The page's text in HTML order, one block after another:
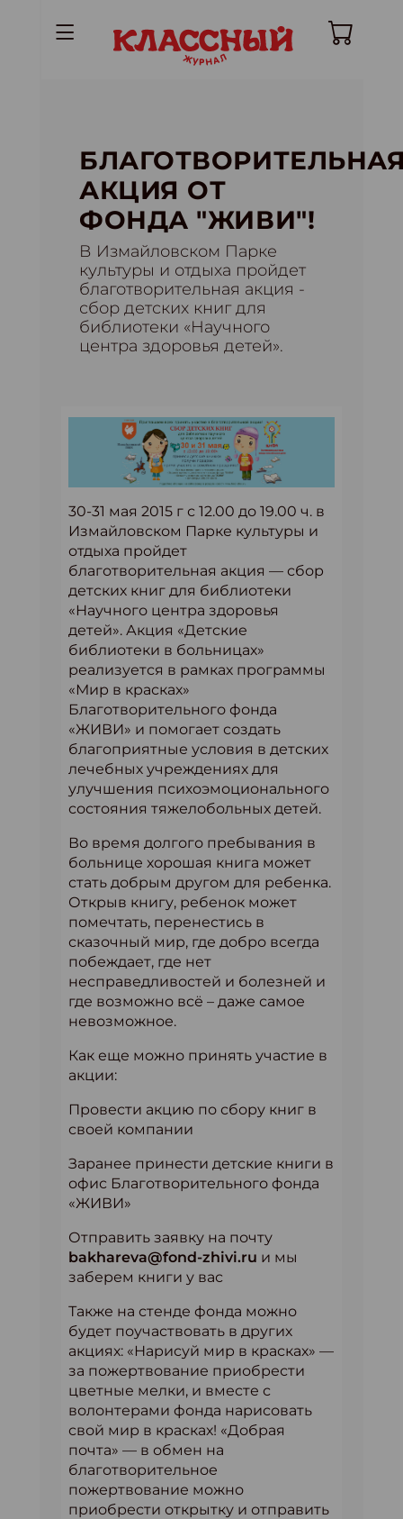
АКЦИЯ ОТ
ФОНДА "ЖИВИ"!
В Измайловском Парке
культуры и отдыха пройдет
благотворительная акция -
сбор детских книг для
библиотеки «Научного
центра здоровья детей».
30-31 мая 2015 г с 12.00 до 19.00 ч. в
Измайловском Парке культуры и
отдыха пройдет
благотворительная акция — сбор
детских книг для библиотеки
«Научного центра здоровья
детей». Акция «Детские
библиотеки в больницах»
реализуется в рамках программы
«Мир в красках»
Благотворительного фонда
«ЖИВИ» и помогает создать
благоприятные условия в детских
лечебных учреждениях для
улучшения психоэмоционального
состояния тяжелобольных детей.
Во время долгого пребывания в
больнице хорошая книга может
стать добрым другом для ребенка.
Открыв книгу, ребенок может
помечтать, перенестись в
сказочный мир, где добро всегда
побеждает, где нет
несправедливостей и болезней и
где возможно всё – даже самое
невозможное.
Как еще можно принять участие в
акции:
Провести акцию по сбору книг в
своей компании
Заранее принести детские книги в
офис Благотворительного фонда
«ЖИВИ»
Отправить заявку на почту
bakhareva@fond-zhivi.ru и мы
заберем книги у вас
Также на стенде фонда можно
будет поучаствовать в других
акциях: «Нарисуй мир в красках» —
за пожертвование приобрести
цветные мелки, и вместе с
волонтерами фонда нарисовать
свой мир в красках! «Добрая
почта» — в обмен на
благотворительное
пожертвование можно
приобрести открытку и отправить